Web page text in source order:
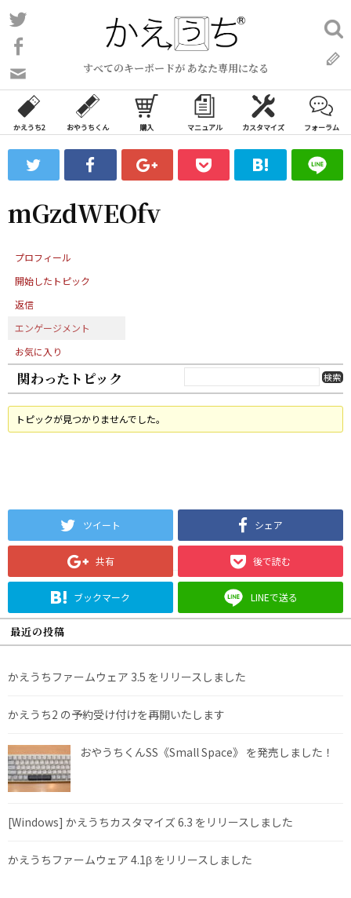
コ
ン
ン
ツ
ス
ッ
すべてのキーボードが あなた専用になる
い
合
わ
フ
ォ
ム
検
索:
かえうち2 おやうちくん 購入 マニュアル カスタマイズ フォーラム
mGzdWEOfv
プロフィール
開始したトピック
返信
エンゲージメント
お気に入り
関わったトピック
トピックが見つかりませんでした。
ツイート シェア
共有 後で読む
ブックマーク LINEで送る
最近の投稿
かえうちファームウェア 3.5 をリリースしました
かえうち2 の予約受け付けを再開いたします
おやうちくんSS《Small Space》 を発売しました！
[Windows] かえうちカスタマイズ 6.3 をリリースしました
かえうちファームウェア 4.1β をリリースしました